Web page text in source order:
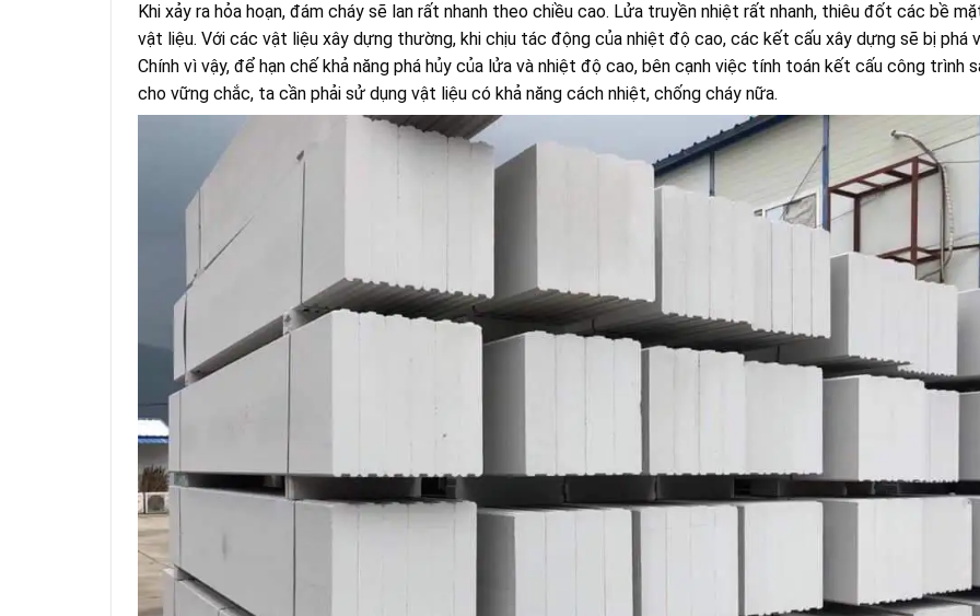
Khi xảy ra hỏa hoạn, đám cháy sẽ lan rất nhanh theo chiều cao. Lửa truyền nhiệt rất nhanh, thiêu đốt các bề
vật liệu. Với các vật liệu xây dựng thường, khi chịu tác động của nhiệt độ cao, các kết cấu xây dựng sẽ bị phá
Chính vì vậy, để hạn chế khả năng phá hủy của lửa và nhiệt độ cao, bên cạnh việc tính toán kết cấu công trình
cho vững chắc, ta cần phải sử dụng vật liệu có khả năng cách nhiệt, chống cháy nữa.